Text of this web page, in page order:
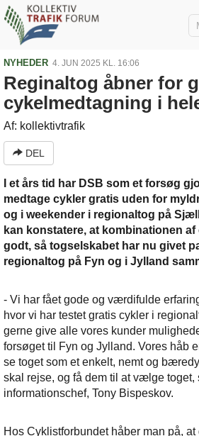
NYHEDER 4. JUN 2025 KL. 16:06
Reginaltog åbner for
cykelmedtagning i
Af: kollektivtrafik
DEL
I et års tid har DSB som et forsøg
medtage cykler gratis uden for
og i weekender i regionaltog på
kan konstatere, at kombinationen
godt, så togselskabet har nu givet
regionaltog på Fyn og i Jylland
- Vi har fået gode og værdifulde
hvor vi har testet gratis cykler i
gerne give alle vores kunder
forsøget til Fyn og Jylland. Vores håb
se toget som et enkelt, nemt og
skal rejse, og få dem til at vælge toget,
informationschef, Tony Bispeskov.
Hos Cyklistforbundet håber man på,